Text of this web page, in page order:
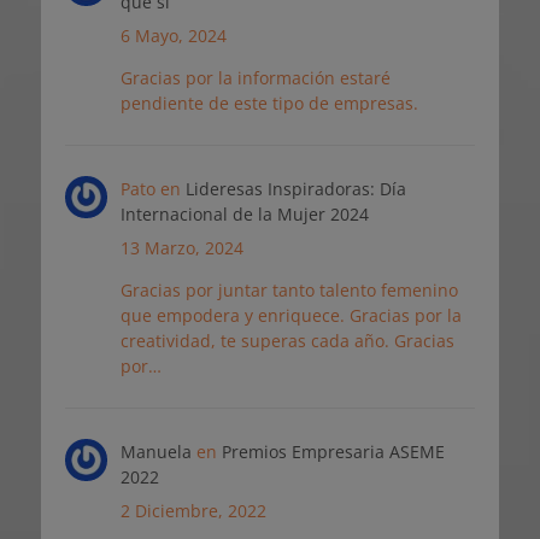
6 Mayo, 2024
Gracias por la información estaré
pendiente de este tipo de empresas.
Patoen Lideresas Inspiradoras: Día
Internacional de la Mujer 2024
13 Marzo, 2024
Gracias por juntar tanto talento femenino
que empodera y enriquece. Gracias por la
creatividad, te superas cada año. Gracias
por…
Manuela en Premios Empresaria ASEME
2022
2 Diciembre, 2022